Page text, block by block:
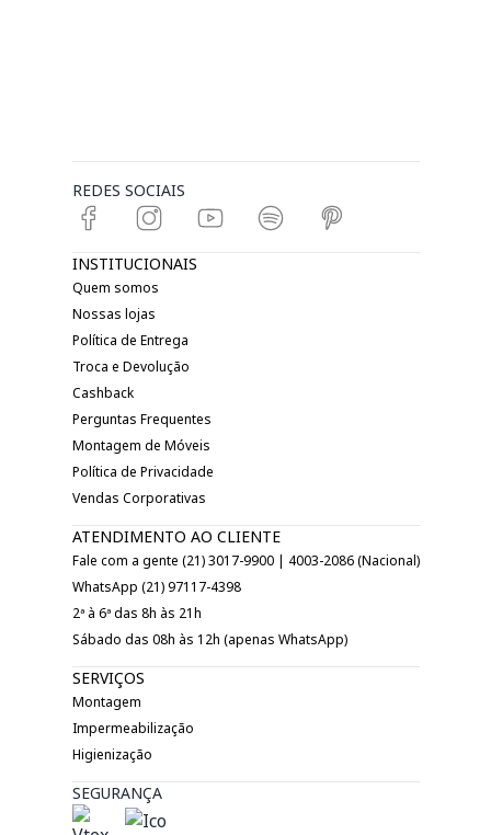
REDES SOCIAIS
INSTITUCIONAIS
Quem somos
Nossas lojas
Política de Entrega
Troca e Devolução
Cashback
Perguntas Frequentes
Montagem de Móveis
Política de Privacidade
Vendas Corporativas
ATENDIMENTO AO CLIENTE
Fale com a gente (21) 3017-9900 | 4003-2086 (Nacional)
WhatsApp (21) 97117-4398
2ª à 6ª das 8h às 21h
Sábado das 08h às 12h (apenas WhatsApp)
SERVIÇOS
Montagem
Impermeabilização
Higienização
SEGURANÇA